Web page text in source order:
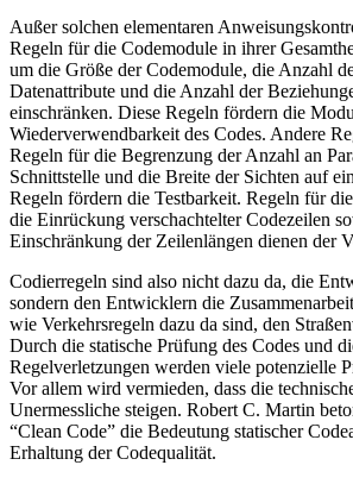
Außer solchen elementaren
Regeln für die Codemodule in ihrer
um die Größe der Codemodule, die Anzahl
Datenattribute und die Anzahl der
einschränken. Diese Regeln fördern die
Wiederverwendbarkeit des Codes. Andere
Regeln für die Begrenzung der Anzahl an
Schnittstelle und die Breite der Sichten auf
Regeln fördern die Testbarkeit. Regeln für
die Einrückung verschachtelter Codezeilen
Einschränkung der Zeilenlängen dienen der
Codierregeln sind also nicht dazu da, die
sondern den Entwicklern die
wie Verkehrsregeln dazu da sind, den
Durch die statische Prüfung des Codes und
Regelverletzungen werden viele potenzielle
Vor allem wird vermieden, dass die
Unermessliche steigen. Robert C. Martin
“Clean Code” die Bedeutung statischer
Erhaltung der Codequalität.